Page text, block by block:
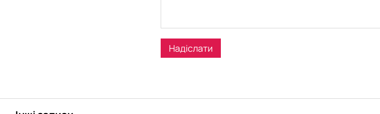
Надіслати